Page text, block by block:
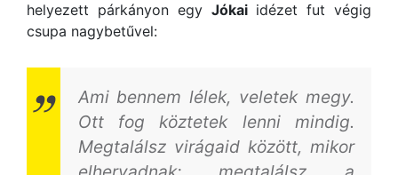
helyezett párkányon egy Jókaiidézet fut végig
csupa nagybetűvel:
Ami bennem lélek, veletek megy.
Ott fog köztetek lenni mindig.
Megtalálsz virágaid között, mikor